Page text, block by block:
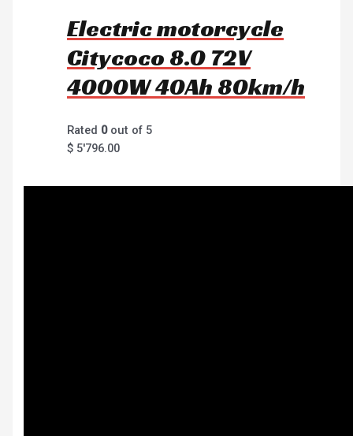
Electric motorcycle
Citycoco 8.0 72V
4000W 40Ah 80km/h
Rated 0out of 5
$ 5'796.00